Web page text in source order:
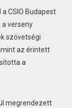
CSIO Budapest
verseny
szövetségi
az érintett
a
megrendezett